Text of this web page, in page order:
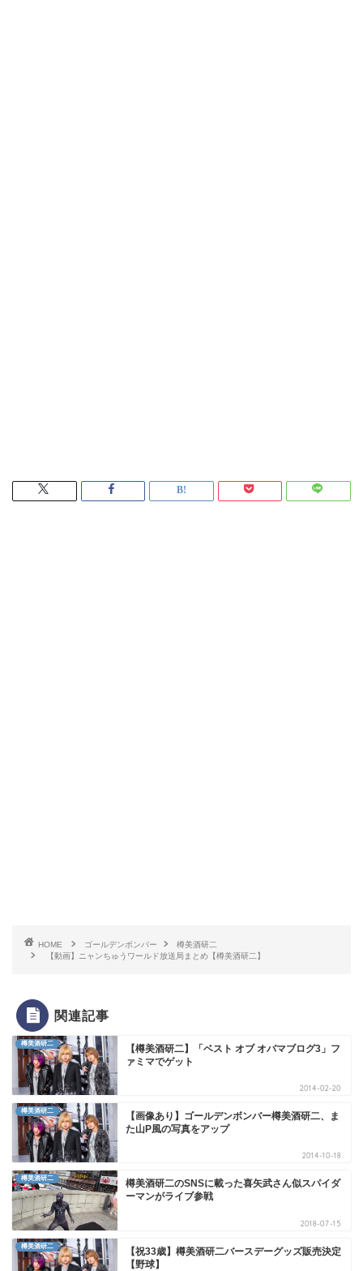
HOME ゴールデンボンバー
樽美酒研二
【動画】ニャンちゅうワールド放送局まとめ【樽美酒研二】
関連記事
樽美酒研二
【樽美酒研二】「ベスト オブ オバマブログ3」フ
ァミマでゲット
2014-02-20
樽美酒研二
【画像あり】ゴールデンボンバー樽美酒研二、ま
た山P風の写真をアップ
2014-10-18
樽美酒研二
樽美酒研二のSNSに載った喜矢武さん似スパイダ
ーマンがライブ参戦
2018-07-15
樽美酒研二
【祝33歳】樽美酒研二バースデーグッズ販売決定
【野球】